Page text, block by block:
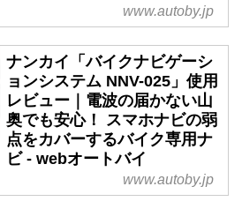
www.autoby.jp
ナンカイ「バイクナビゲーシ
ョンシステム NNV-025」使用
レビュー｜電波の届かない山
奥でも安心！ スマホナビの弱
点をカバーするバイク専用ナ
ビ - webオートバイ
www.autoby.jp